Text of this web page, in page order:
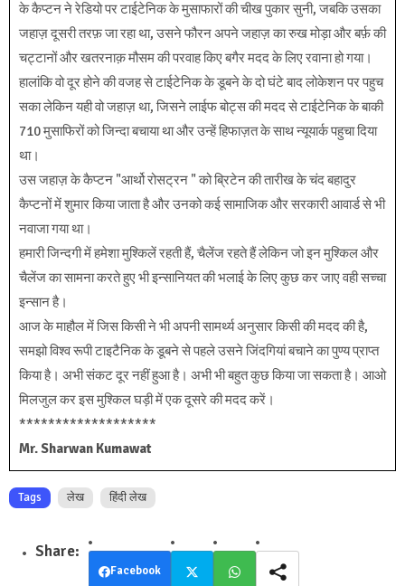
के कैप्टन ने रेडियो पर टाईटेनिक के मुसाफारों की चीख पुकार सुनी, जबकि उसका
जहाज़ दूसरी तरफ़ जा रहा था, उसने फौरन अपने जहाज़ का रुख मोड़ा और बर्फ़ की
चट्टानों और खतरनाक़ मौसम की परवाह किए बगैर मदद के लिए रवाना हो गया।
हालांकि वो दूर होने की वजह से टाईटेनिक के डूबने के दो घंटे बाद लोकेशन पर पहुच
सका लेकिन यही वो जहाज़ था, जिसने लाईफ बोट्स की मदद से टाईटेनिक के बाकी
710 मुसाफिरों को जिन्दा बचाया था और उन्हें हिफाज़त के साथ न्यूयार्क पहुचा दिया
था।
उस जहाज़ के कैप्टन "आर्थो रोसट्रन " को ब्रिटेन की तारीख के चंद बहादुर
कैप्टनों में शुमार किया जाता है और उनको कई सामाजिक और सरकारी आवार्ड से भी
नवाजा गया था।
हमारी जिन्दगी में हमेशा मुश्किलें रहती हैं, चैलेंज रहते हैं लेकिन जो इन मुश्किल और
चैलेंज का सामना करते हुए भी इन्सानियत की भलाई के लिए कुछ कर जाए वही सच्चा
इन्सान है।
आज के माहौल में जिस किसी ने भी अपनी सामर्थ्य अनुसार किसी की मदद की है,
समझो विश्व रूपी टाइटैनिक के डूबने से पहले उसने जिंदगियां बचाने का पुण्य प्राप्त
किया है। अभी संकट दूर नहीं हुआ है। अभी भी बहुत कुछ किया जा सकता है। आओ
मिलजुल कर इस मुश्किल घड़ी में एक दूसरे की मदद करें।
*******************
Mr. Sharwan Kumawat
Tags लेख हिंदी लेख
Facebook